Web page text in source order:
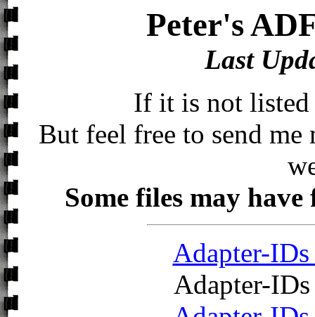
Peter's
Last
If it is not
But feel free to send
Some files may
Adapter-
Adapter-